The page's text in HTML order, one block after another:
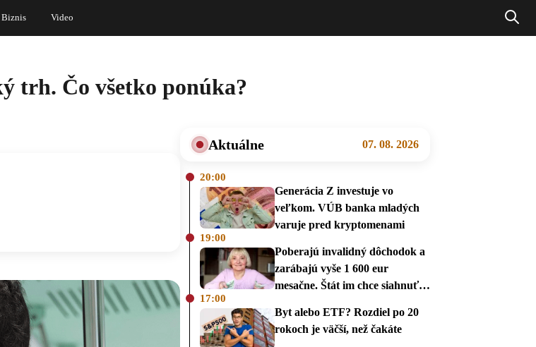
Biznis Video
trh. Čo všetko ponúka?
Aktuálne 07. 08. 2026
20:00
Generácia Z investuje vo
veľkom. VÚB banka mladých
varuje pred kryptomenami
19:00
Poberajú invalidný dôchodok a
zarábajú vyše 1 600 eur
mesačne. Štát im chce siahnuť
17:00
Byt alebo ETF? Rozdiel po 20
rokoch je väčší, než čakáte